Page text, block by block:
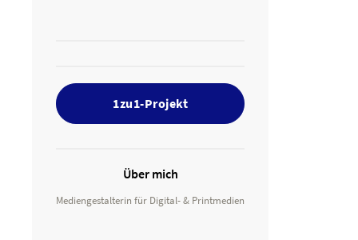
1zu1-Projekt
Über mich
Mediengestalterin für Digital- & Printmedien